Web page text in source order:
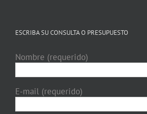
ESCRIBA SU CONSULTA O PRESUPUESTO
Nombre (requerido)
E-mail (requerido)